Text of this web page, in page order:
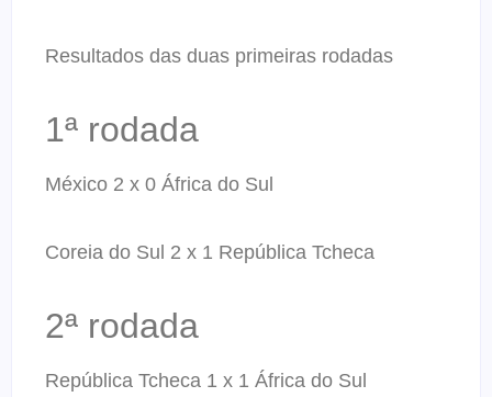
Resultados das duas primeiras rodadas
1ª rodada
México 2 x 0 África do Sul
Coreia do Sul 2 x 1 República Tcheca
2ª rodada
República Tcheca 1 x 1 África do Sul